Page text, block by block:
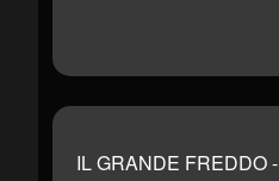
IL GRANDE FREDDO